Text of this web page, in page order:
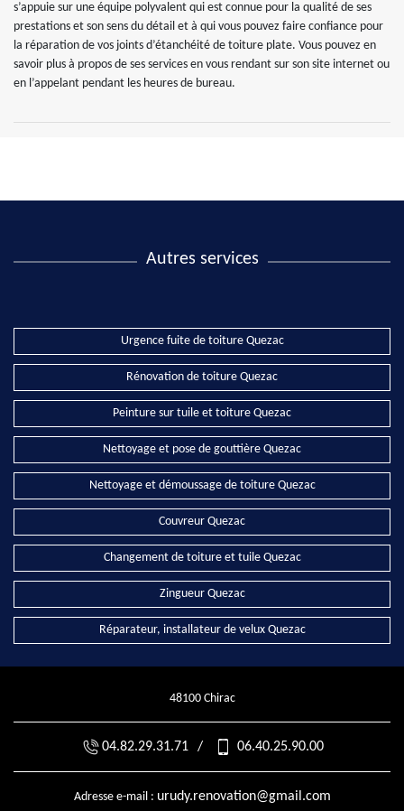
s’appuie sur une équipe polyvalent qui est connue pour la qualité de ses
prestations et son sens du détail et à qui vous pouvez faire confiance pour
la réparation de vos joints d’étanchéité de toiture plate. Vous pouvez en
savoir plus à propos de ses services en vous rendant sur son site internet ou
en l’appelant pendant les heures de bureau.
Autres services
Urgence fuite de toiture Quezac
Rénovation de toiture Quezac
Peinture sur tuile et toiture Quezac
Nettoyage et pose de gouttière Quezac
Nettoyage et démoussage de toiture Quezac
Couvreur Quezac
Changement de toiture et tuile Quezac
Zingueur Quezac
Réparateur, installateur de velux Quezac
48100 Chirac
04.82.29.31.71 / 06.40.25.90.00
Adresse e-mail : urudy.renovation@gmail.com